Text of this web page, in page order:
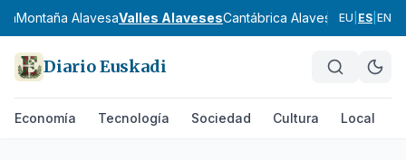
Montaña AlavesaValles AlavesesCantábrica Alavesa EU ES EN
Diario Euskadi
Economía Tecnología Sociedad Cultura Local